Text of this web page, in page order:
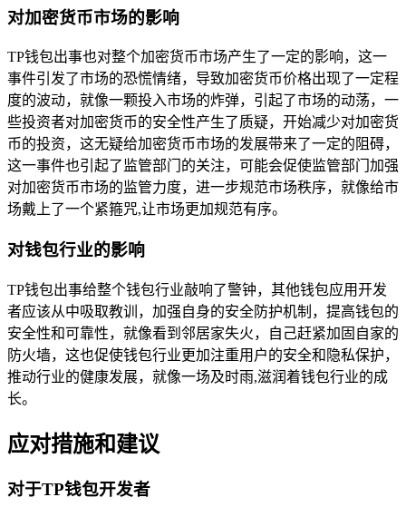
对加密货币市场的影响
TP钱包出事也对整个加密货币市场产生了一定的影响，这一
事件引发了市场的恐慌情绪，导致加密货币价格出现了一定程
度的波动，就像一颗投入市场的炸弹，引起了市场的动荡，一
些投资者对加密货币的安全性产生了质疑，开始减少对加密货
币的投资，这无疑给加密货币市场的发展带来了一定的阻碍，
这一事件也引起了监管部门的关注，可能会促使监管部门加强
对加密货币市场的监管力度，进一步规范市场秩序，就像给市
场戴上了一个紧箍咒,让市场更加规范有序。
对钱包行业的影响
TP钱包出事给整个钱包行业敲响了警钟，其他钱包应用开发
者应该从中吸取教训，加强自身的安全防护机制，提高钱包的
安全性和可靠性，就像看到邻居家失火，自己赶紧加固自家的
防火墙，这也促使钱包行业更加注重用户的安全和隐私保护，
推动行业的健康发展，就像一场及时雨,滋润着钱包行业的成
长。
应对措施和建议
对于TP钱包开发者